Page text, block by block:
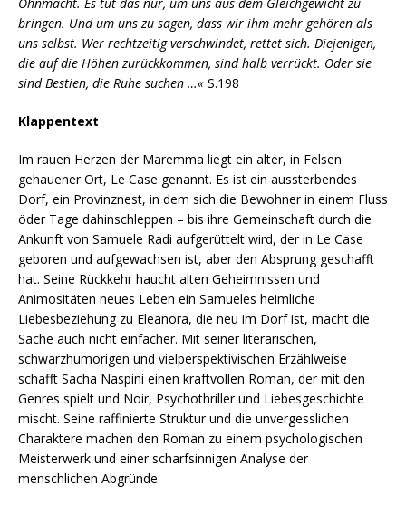
bringen. Und um uns zu sagen, dass wir ihm mehr gehören als
uns selbst. Wer rechtzeitig verschwindet, rettet sich. Diejenigen,
die auf die Höhen zurückkommen, sind halb verrückt. Oder sie
sind Bestien, die Ruhe suchen …« S.198
Klappentext
Im rauen Herzen der Maremma liegt ein alter, in Felsen
gehauener Ort, Le Case genannt. Es ist ein aussterbendes
Dorf, ein Provinznest, in dem sich die Bewohner in einem Fluss
öder Tage dahinschleppen – bis ihre Gemeinschaft durch die
Ankunft von Samuele Radi aufgerüttelt wird, der in Le Case
geboren und aufgewachsen ist, aber den Absprung geschafft
hat. Seine Rückkehr haucht alten Geheimnissen und
Animositäten neues Leben ein Samueles heimliche
Liebesbeziehung zu Eleanora, die neu im Dorf ist, macht die
Sache auch nicht einfacher. Mit seiner literarischen,
schwarzhumorigen und vielperspektivischen Erzählweise
schafft Sacha Naspini einen kraftvollen Roman, der mit den
Genres spielt und Noir, Psychothriller und Liebesgeschichte
mischt. Seine raffinierte Struktur und die unvergesslichen
Charaktere machen den Roman zu einem psychologischen
Meisterwerk und einer scharfsinnigen Analyse der
menschlichen Abgründe.